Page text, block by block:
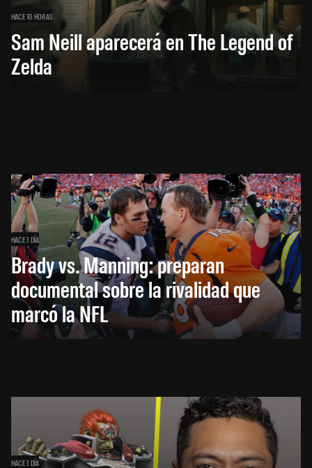
HACE 10 HORAS
Sam Neill aparecerá en The Legend of
Zelda
HACE 1 DÍA
Brady vs. Manning: preparan
documental sobre la rivalidad que
marcó la NFL
HACE 1 DÍA